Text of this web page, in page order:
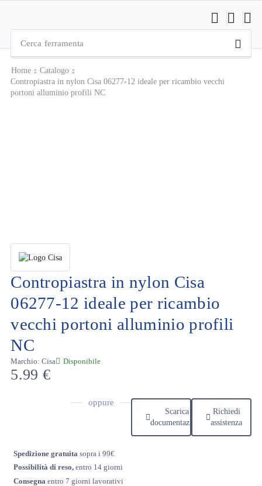
Cerca ferramenta
Home
Catalogo
Contropiastra in nylon Cisa 06277-12 ideale per ricambio vecchi
portoni alluminio profili NC
Contropiastra in nylon Cisa
06277-12 ideale per ricambio
vecchi portoni alluminio profili
NC
Marchio: Cisa Disponibile
5.99 €
oppure
Scarica
documentazione
Richiedi
assistenza
Spedizione gratuita sopra i 99€
Possibilità di reso, entro 14 giorni
Consegna entro 7 giorni lavorativi